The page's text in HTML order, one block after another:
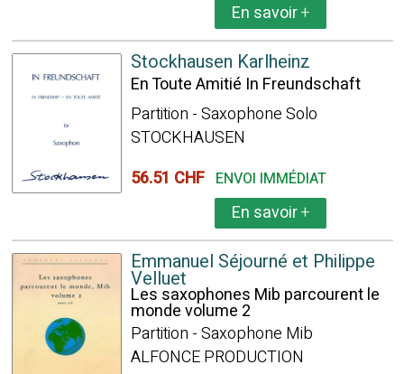
En savoir+
Stockhausen Karlheinz
En Toute Amitié In Freundschaft
Partition - Saxophone Solo
STOCKHAUSEN
56.51 CHF ENVOI IMMÉDIAT
En savoir+
Emmanuel Séjourné et Philippe
Velluet
Les saxophones Mib parcourent le
monde volume 2
Partition - Saxophone Mib
ALFONCE PRODUCTION